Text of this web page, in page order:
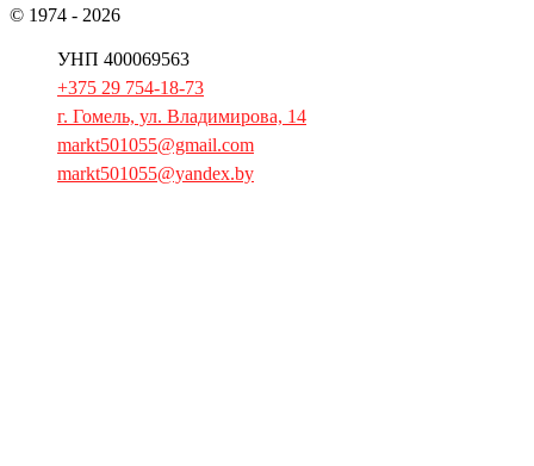
© 1974 - 2026
УНП 400069563
+375 29 754-18-73
г. Гомель, ул. Владимирова, 14
markt501055@gmail.com
markt501055@yandex.by